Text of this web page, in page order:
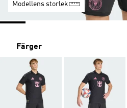
Modellens storlek
Färger